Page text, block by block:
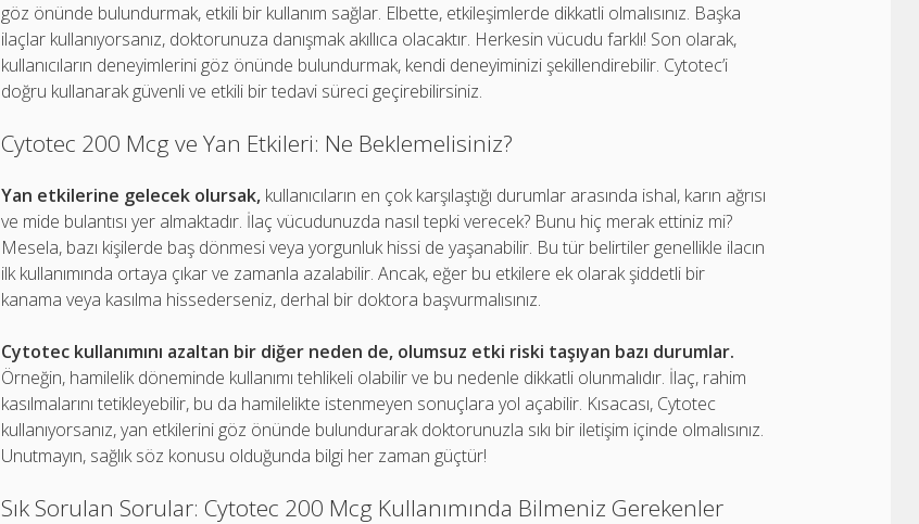
göz önünde bulundurmak, etkili bir kullanım sağlar. Elbette, etkileşimlerde dikkatli olmalısınız. Başka
ilaçlar kullanıyorsanız, doktorunuza danışmak akıllıca olacaktır. Herkesin vücudu farklı! Son olarak,
kullanıcıların deneyimlerini göz önünde bulundurmak, kendi deneyiminizi şekillendirebilir. Cytotec’i
doğru kullanarak güvenli ve etkili bir tedavi süreci geçirebilirsiniz.
Cytotec 200 Mcg ve Yan Etkileri: Ne Beklemelisiniz?
Yan etkilerine gelecek olursak, kullanıcıların en çok karşılaştığı durumlar arasında ishal, karın ağrısı
ve mide bulantısı yer almaktadır. İlaç vücudunuzda nasıl tepki verecek? Bunu hiç merak ettiniz mi?
Mesela, bazı kişilerde baş dönmesi veya yorgunluk hissi de yaşanabilir. Bu tür belirtiler genellikle ilacın
ilk kullanımında ortaya çıkar ve zamanla azalabilir. Ancak, eğer bu etkilere ek olarak şiddetli bir
kanama veya kasılma hissederseniz, derhal bir doktora başvurmalısınız.
Cytotec kullanımını azaltan bir diğer neden de, olumsuz etki riski taşıyan bazı durumlar.
Örneğin, hamilelik döneminde kullanımı tehlikeli olabilir ve bu nedenle dikkatli olunmalıdır. İlaç, rahim
kasılmalarını tetikleyebilir, bu da hamilelikte istenmeyen sonuçlara yol açabilir. Kısacası, Cytotec
kullanıyorsanız, yan etkilerini göz önünde bulundurarak doktorunuzla sıkı bir iletişim içinde olmalısınız.
Unutmayın, sağlık söz konusu olduğunda bilgi her zaman güçtür!
Sık Sorulan Sorular: Cytotec 200 Mcg Kullanımında Bilmeniz Gerekenler